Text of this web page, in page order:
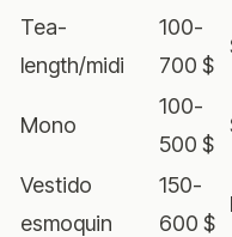
Tea-
length/midi
100-
700 $
Mono
100-
500 $
Vestido
esmoquin
150-
600 $